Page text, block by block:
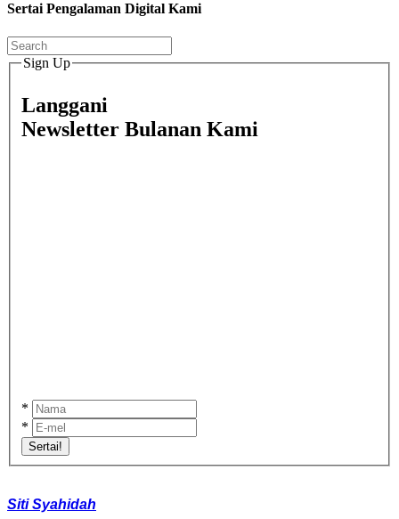
Sertai Pengalaman Digital Kami
Sign Up
Langgani
Newsletter Bulanan Kami
*
*
Sertai!
Siti Syahidah